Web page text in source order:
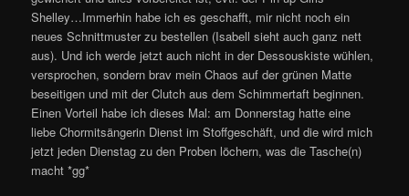
Shelley…Immerhin habe ich es geschafft, mir nicht noch ein
neues Schnittmuster zu bestellen (Isabell sieht auch ganz nett
aus). Und ich werde jetzt auch nicht in der Dessouskiste wühlen,
versprochen, sondern brav mein Chaos auf der grünen Matte
beseitigen und mit der Clutch aus dem Schimmertaft beginnen.
Einen Vorteil habe ich dieses Mal: am Donnerstag hatte eine
liebe Chormitsängerin Dienst im Stoffgeschäft, und die wird mich
jetzt jeden Dienstag zu den Proben löchern, was die Tasche(n)
macht *gg*